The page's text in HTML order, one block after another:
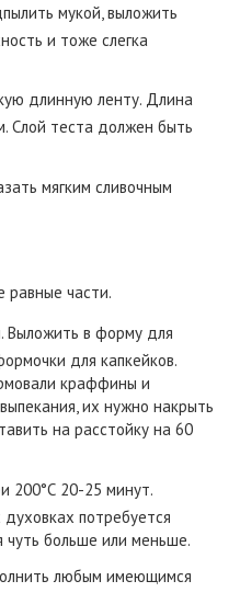
мукой, выложить
и тоже слегка
длинную ленту. Длина
Слой теста должен быть
мягким сливочным
равные части.
в форму для
для капкейков.
краффины и
их нужно накрыть
на расстойку на 60
200°С 20-25 минут.
потребуется
чуть больше или меньше.
любым имеющимся